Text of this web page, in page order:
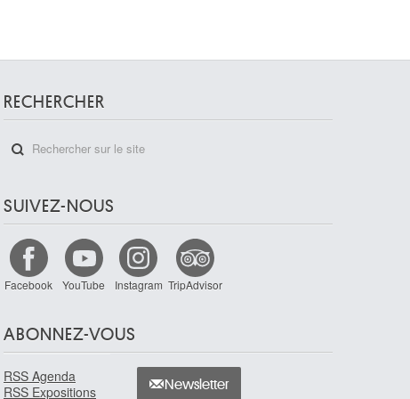
RECHERCHER
SUIVEZ-NOUS
Facebook YouTube Instagram TripAdvisor
ABONNEZ-VOUS
RSS Agenda
RSS Expositions
Newsletter